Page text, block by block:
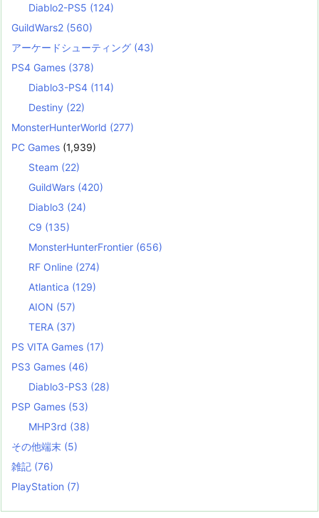
Diablo2-PS5 (124)
GuildWars2 (560)
アーケードシューティング (43)
PS4 Games (378)
Diablo3-PS4 (114)
Destiny (22)
MonsterHunterWorld (277)
PC Games (1,939)
Steam (22)
GuildWars (420)
Diablo3 (24)
C9 (135)
MonsterHunterFrontier (656)
RF Online (274)
Atlantica (129)
AION (57)
TERA (37)
PS VITA Games (17)
PS3 Games (46)
Diablo3-PS3 (28)
PSP Games (53)
MHP3rd (38)
その他端末 (5)
雑記 (76)
PlayStation (7)